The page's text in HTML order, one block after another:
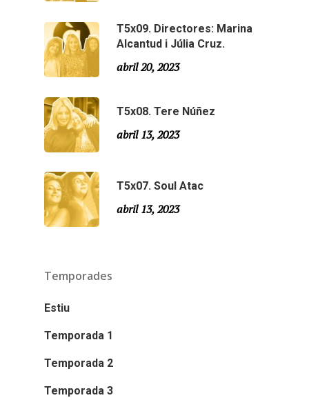
T5x09. Directores: Marina
Alcantud i Júlia Cruz.
abril 20, 2023
T5x08. Tere Núñez
abril 13, 2023
T5x07. Soul Atac
abril 13, 2023
Temporades
Estiu
Temporada 1
Temporada 2
Temporada 3
Temporada 4
Email: